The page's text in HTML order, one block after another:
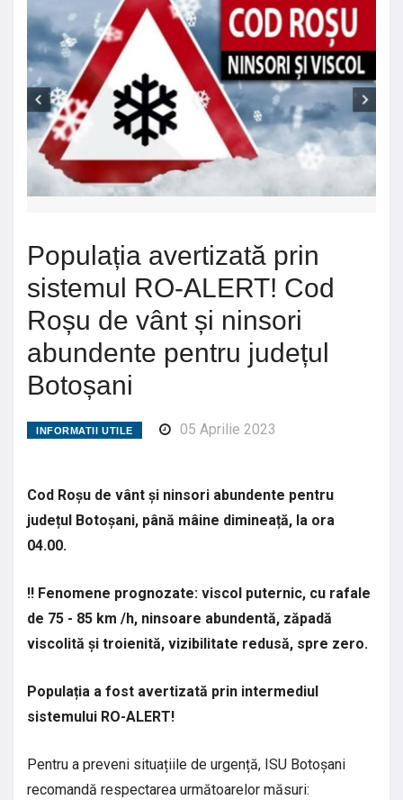
Populația avertizată prin
sistemul RO-ALERT! Cod
Roșu de vânt și ninsori
abundente pentru județul
Botoșani
INFORMATII UTILE 05 Aprilie 2023
Cod Roșu de vânt și ninsori abundente pentru
județul Botoșani, până mâine dimineață, la ora
04.00.
‼ Fenomene prognozate: viscol puternic, cu rafale
de 75 - 85 km /h, ninsoare abundentă, zăpadă
viscolită și troienită, vizibilitate redusă, spre zero.
Populația a fost avertizată prin intermediul
sistemului RO-ALERT!
Pentru a preveni situațiile de urgență, ISU Botoșani
recomandă respectarea următoarelor măsuri: